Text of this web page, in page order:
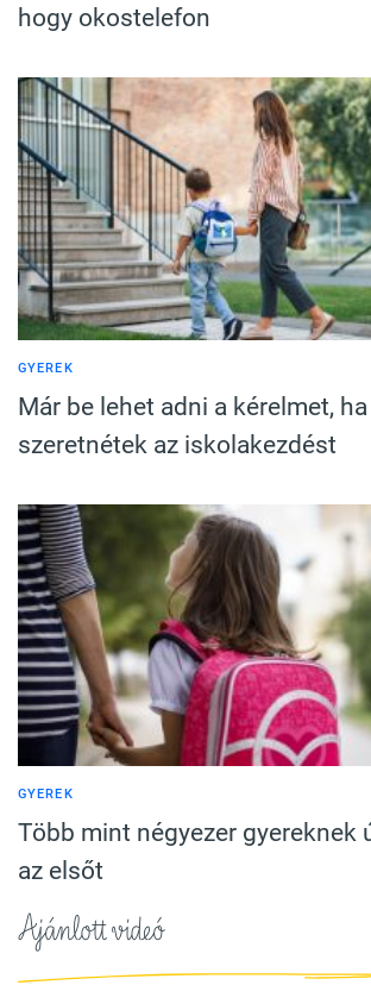
hogy okostelefon
GYEREK
Már be lehet adni a kérelmet,
szeretnétek az iskolakezdést
GYEREK
Több mint négyezer gyereknek
az elsőt
Ajánlott videó